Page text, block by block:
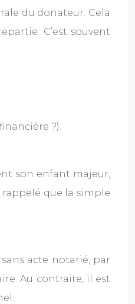
du donateur. Cela
C’est souvent
?).
son enfant majeur,
que la simple
acte notarié, par
Au contraire, il est